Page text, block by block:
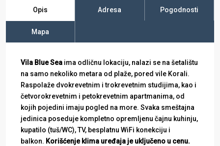
Opis Adresa Pogodnosti
Mapa
Vila Blue Sea ima odličnu lokaciju, nalazi se na šetalištu
na samo nekoliko metara od plaže, pored vile Korali.
Raspolaže dvokrevetnim i trokrevetnim studijima, kao i
četvorokrevetnim i petokrevetnim apartmanima, od
kojih pojedini imaju pogled na more. Svaka smeštajna
jedinica poseduje kompletno opremljenu čajnu kuhinju,
kupatilo (tuš/WC), TV, besplatnu WiFi konekciju i
balkon. Korišćenje klima uređaja je uključeno u cenu.